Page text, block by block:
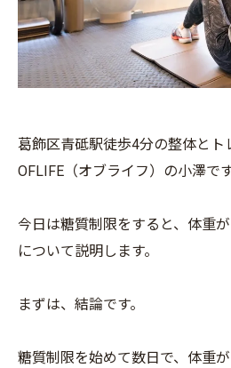
葛飾区青砥駅徒歩4分の整体とト
OFLIFE（オブライフ）の小澤で
今日は糖質制限をすると、体重
について説明します。
まずは、結論です。
糖質制限を始めて数日で、体重